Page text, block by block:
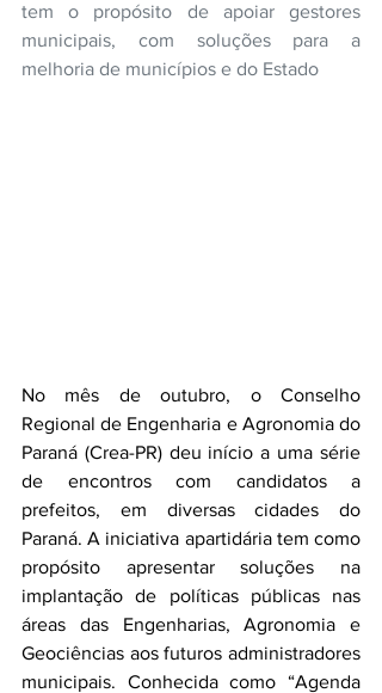
tem o propósito de apoiar gestores
municipais, com soluções para a
melhoria de municípios e do Estado
No mês de outubro, o Conselho
Regional de Engenharia e Agronomia do
Paraná (Crea-PR) deu início a uma série
de encontros com candidatos a
prefeitos, em diversas cidades do
Paraná. A iniciativa apartidária tem como
propósito apresentar soluções na
implantação de políticas públicas nas
áreas das Engenharias, Agronomia e
Geociências aos futuros administradores
municipais. Conhecida como “Agenda